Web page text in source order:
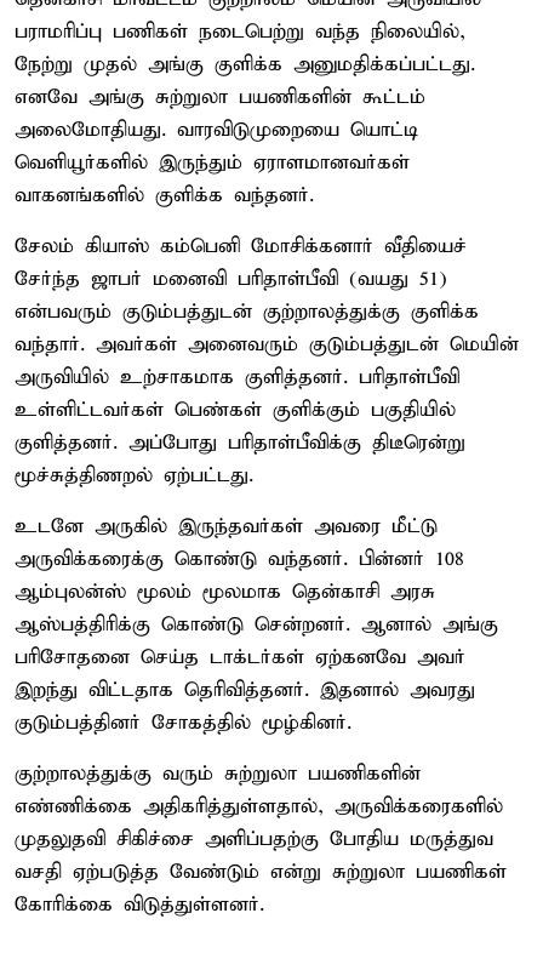
பராமரிப்பு பணிகள் நடைபெற்று வந்த நிலையில்,
நேற்று முதல் அங்கு குளிக்க அனுமதிக்கப்பட்டது.
எனவே அங்கு சுற்றுலா பயணிகளின் கூட்டம்
அலைமோதியது. வாரவிடுமுறையை யொட்டி
வெளியூர்களில் இருந்தும் ஏராளமானவர்கள்
வாகனங்களில் குளிக்க வந்தனர்.
சேலம் கியாஸ் கம்பெனி மோசிக்கனார் வீதியைச்
சேர்ந்த ஜாபர் மனைவி பரிதாள்பீவி (வயது 51)
என்பவரும் குடும்பத்துடன் குற்றாலத்துக்கு குளிக்க
வந்தார். அவர்கள் அனைவரும் குடும்பத்துடன் மெயின்
அருவியில் உற்சாகமாக குளித்தனர். பரிதாள்பீவி
உள்ளிட்டவர்கள் பெண்கள் குளிக்கும் பகுதியில்
குளித்தனர். அப்போது பரிதாள்பீவிக்கு திடீரென்று
மூச்சுத்திணறல் ஏற்பட்டது.
உடனே அருகில் இருந்தவர்கள் அவரை மீட்டு
அருவிக்கரைக்கு கொண்டு வந்தனர். பின்னர் 108
ஆம்புலன்ஸ் மூலம் மூலமாக தென்காசி அரசு
ஆஸ்பத்திரிக்கு கொண்டு சென்றனர். ஆனால் அங்கு
பரிசோதனை செய்த டாக்டர்கள் ஏற்கனவே அவர்
இறந்து விட்டதாக தெரிவித்தனர். இதனால் அவரது
குடும்பத்தினர் சோகத்தில் மூழ்கினர்.
குற்றாலத்துக்கு வரும் சுற்றுலா பயணிகளின்
எண்ணிக்கை அதிகரித்துள்ளதால், அருவிக்கரைகளில்
முதலுதவி சிகிச்சை அளிப்பதற்கு போதிய மருத்துவ
வசதி ஏற்படுத்த வேண்டும் என்று சுற்றுலா பயணிகள்
கோரிக்கை விடுத்துள்ளனர்.